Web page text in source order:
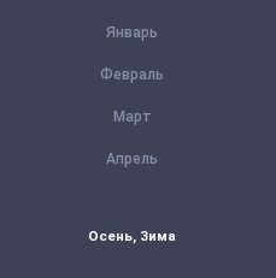
Январь
Февраль
Март
Апрель
Осень, Зима